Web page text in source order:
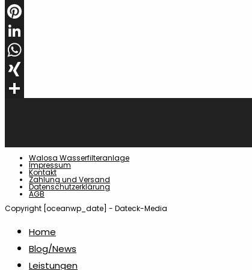
Email
Pinterest
LinkedIn
WhatsApp
XING
Walosa Wasserfilteranlage
Impressum
Kontakt
Zahlung und Versand
Datenschutzerklärung
AGB
Copyright [oceanwp_date] - Dateck-Media
Home
Blog/News
Leistungen